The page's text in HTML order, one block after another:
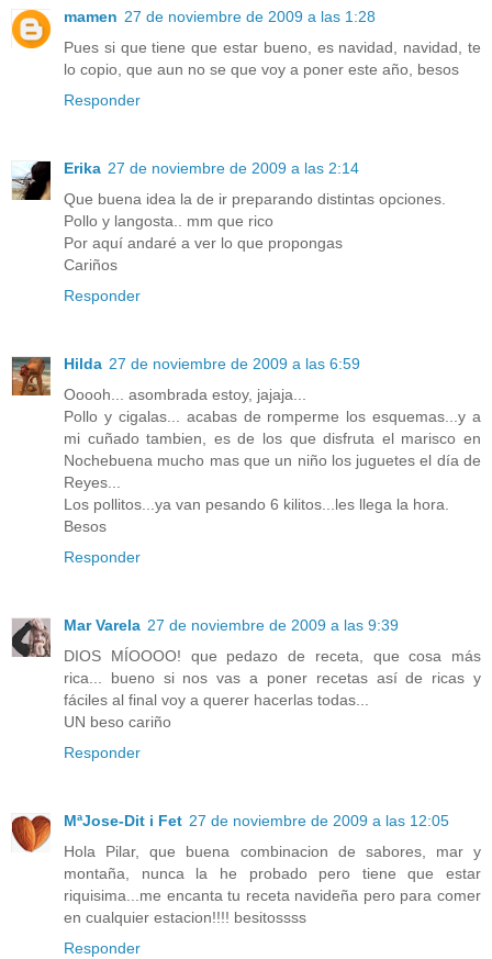
mamen 27 de noviembre de 2009 a las 1:28
Pues si que tiene que estar bueno, es navidad, navidad, te
lo copio, que aun no se que voy a poner este año, besos
Responder
Erika 27 de noviembre de 2009 a las 2:14
Que buena idea la de ir preparando distintas opciones.
Pollo y langosta.. mm que rico
Por aquí andaré a ver lo que propongas
Cariños
Responder
Hilda 27 de noviembre de 2009 a las 6:59
Ooooh... asombrada estoy, jajaja...
Pollo y cigalas... acabas de romperme los esquemas...y a
mi cuñado tambien, es de los que disfruta el marisco en
Nochebuena mucho mas que un niño los juguetes el día de
Reyes...
Los pollitos...ya van pesando 6 kilitos...les llega la hora.
Besos
Responder
Mar Varela 27 de noviembre de 2009 a las 9:39
DIOS MÍOOOO! que pedazo de receta, que cosa más
rica... bueno si nos vas a poner recetas así de ricas y
fáciles al final voy a querer hacerlas todas...
UN beso cariño
Responder
MªJose-Dit i Fet 27 de noviembre de 2009 a las 12:05
Hola Pilar, que buena combinacion de sabores, mar y
montaña, nunca la he probado pero tiene que estar
riquisima...me encanta tu receta navideña pero para comer
en cualquier estacion!!!! besitossss
Responder